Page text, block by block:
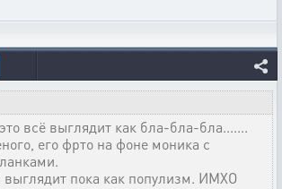
всё выглядит как бла-бла-бла.......
его фрто на фоне моника с
выглядит пока как популизм. ИМХО